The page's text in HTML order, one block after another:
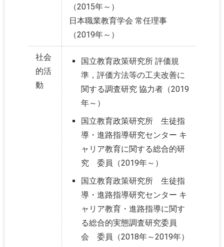
（2015年～）
日本職業教育学会 常任理事
（2019年～）
社会
的活
動
国立教育政策研究所 評価規
準，評価方法等の工夫改善に
関する調査研究 協力者（2019
年～）
国立教育政策研究所 生徒指
導・進路指導研究センター キ
ャリア教育に関する総合的研
究 委員（2019年～）
国立教育政策研究所 生徒指
導・進路指導研究センター キ
ャリア教育・進路指導に関す
る総合的実態調査研究委員
会 委員（2018年～2019年）